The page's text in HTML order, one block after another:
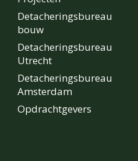
Detacheringsbureau
bouw
Detacheringsbureau
Utrecht
Detacheringsbureau
Amsterdam
Opdrachtgevers